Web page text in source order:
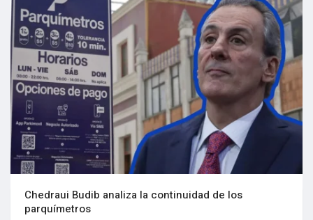
Chedraui Budib analiza la continuidad de los
parquímetros